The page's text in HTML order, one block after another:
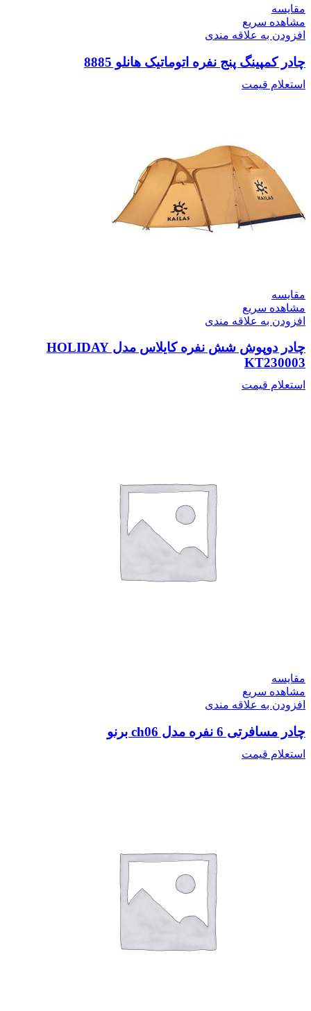
مقایسه
مشاهده سریع
افزودن به علاقه مندی
چادر کمپینگ پنج نفره اتوماتیک هانلو 8885
استعلام قیمت
مقایسه
مشاهده سریع
افزودن به علاقه مندی
چادر دوپوش شش نفره کایلاس مدل HOLIDAY
KT230003
استعلام قیمت
مقایسه
مشاهده سریع
افزودن به علاقه مندی
چادر مسافرتی 6 نفره مدل ch06 برنو
استعلام قیمت